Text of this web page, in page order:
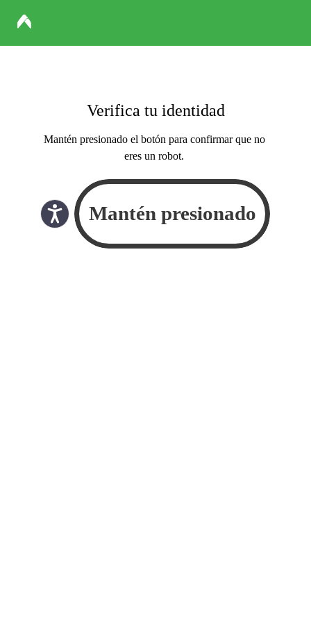
Verifica tu identidad
Mantén presionado el botón para confirmar que no
eres un robot.